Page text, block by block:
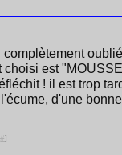
complètement
choisi est
! il est trop
d'une
#]